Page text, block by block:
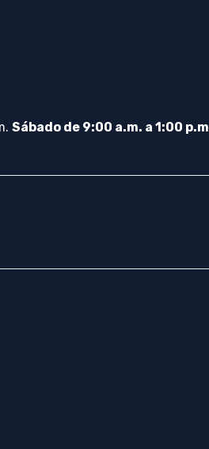
Sábado de 9:00 a.m. a 1:00